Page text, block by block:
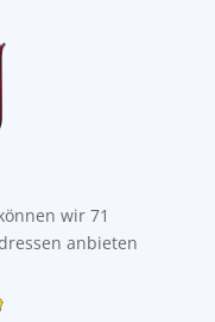
wir 71
anbieten